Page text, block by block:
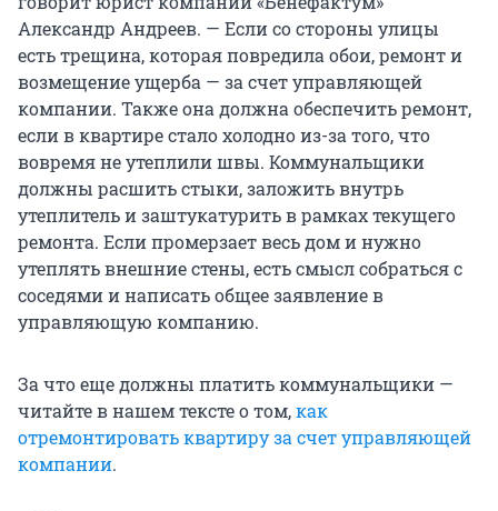
Александр Андреев. — Если со стороны улицы
есть трещина, которая повредила обои, ремонт и
возмещение ущерба — за счет управляющей
компании. Также она должна обеспечить ремонт,
если в квартире стало холодно из-за того, что
вовремя не утеплили швы. Коммунальщики
должны расшить стыки, заложить внутрь
утеплитель и заштукатурить в рамках текущего
ремонта. Если промерзает весь дом и нужно
утеплять внешние стены, есть смысл собраться с
соседями и написать общее заявление в
управляющую компанию.
За что еще должны платить коммунальщики —
читайте в нашем тексте о том,как
отремонтировать квартиру за счет управляющей
компании.